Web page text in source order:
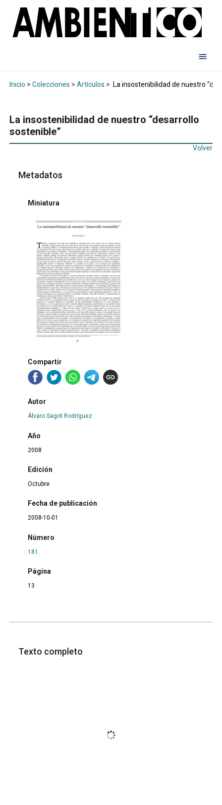
Inicio > Colecciones > Artículos > La insostenibilidad de nuestro
La insostenibilidad de nuestro “desarrollo
sostenible”
Volver
Metadatos
Miniatura
Compartir
Autor
Álvaro Sagot Rodríguez
Año
2008
Edición
Octubre
Fecha de publicación
2008-10-01
Número
181
Página
13
Texto completo